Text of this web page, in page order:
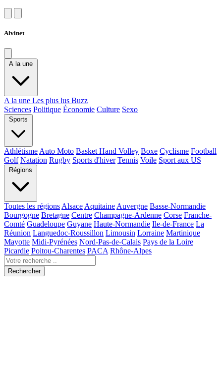
Alvinet
A la une
A la une Les plus lus Buzz
Sciences Politique Économie Culture Sexo
Sports
Athlétisme Auto Moto Basket Hand Volley Boxe Cyclisme Football
Golf Natation Rugby Sports d'hiver Tennis Voile Sport aux US
Régions
Toutes les régions Alsace Aquitaine Auvergne Basse-Normandie
Bourgogne Bretagne Centre Champagne-Ardenne Corse Franche-
Comté Guadeloupe Guyane Haute-Normandie Ile-de-France La
Réunion Languedoc-Roussillon Limousin Lorraine Martinique
Mayotte Midi-Pyrénées Nord-Pas-de-Calais Pays de la Loire
Picardie Poitou-Charentes PACA Rhône-Alpes
Rechercher